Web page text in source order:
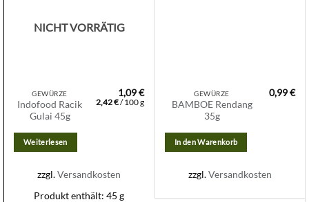
NICHT VORRÄTIG
GEWÜRZE
Indofood Racik
Gulai 45g
1,09€
2,42€/100g
Weiterlesen
zzgl.Versandkosten
Produkt enthält: 45 g
GEWÜRZE
BAMBOE Rendang
35g
0,99€
In den Warenkorb
zzgl.Versandkosten